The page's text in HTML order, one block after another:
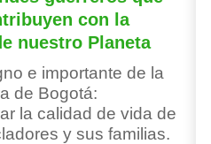
con la
nuestro Planeta
e importante de la
de Bogotá:
la calidad de vida de
y sus familias.